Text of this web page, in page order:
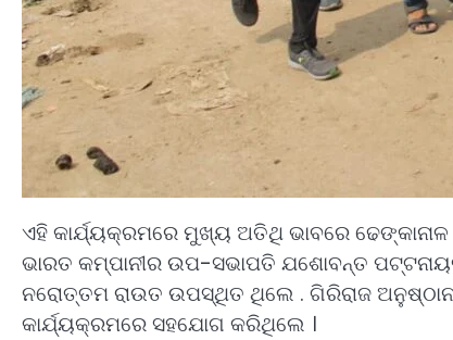
ଏହି କାର୍ଯ୍ୟକ୍ରମରେ ମୁଖ୍ୟ ଅତିଥି ଭାବରେ
ଭାରତ କମ୍ପାନୀର ଉପ-ସଭାପତି ଯଶୋବନ୍ତ
ନରୋତ୍ତମ ରାଉତ ଉପସ୍ଥିତ ଥିଲେ . ଗିରିରାଜ ଅନୁଷ୍ଠାନ
କାର୍ଯ୍ୟକ୍ରମରେ ସହଯୋଗ କରିଥିଲେ ।